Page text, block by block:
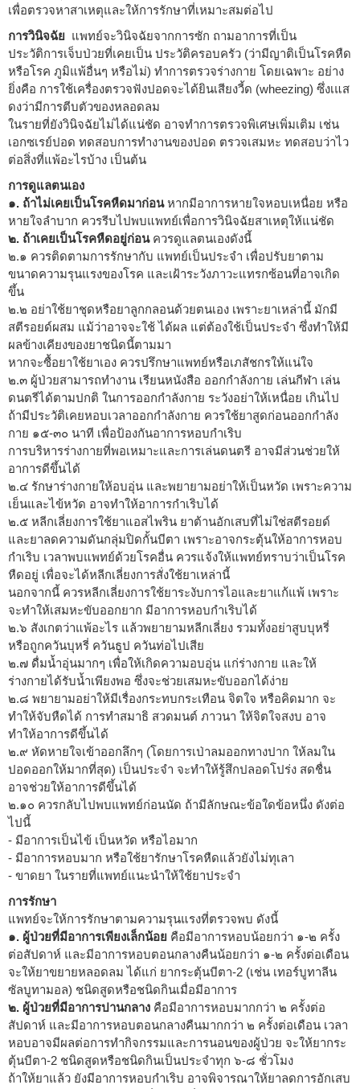
เพื่อตรวจหาสาเหตุและให้การรักษาที่เหมาะสมต่อไป
การวินิจฉัย แพทย์จะวินิจฉัยจากการซัก ถามอาการที่เป็น
ประวัติการเจ็บป่วยที่เคยเป็น ประวัติครอบครัว (ว่ามีญาติเป็นโรคหืด
หรือโรค ภูมิแพ้อื่นๆ หรือไม่) ทำการตรวจร่างกาย โดยเฉพาะ อย่าง
ยิ่งคือ การใช้เครื่องตรวจฟังปอดจะได้ยินเสียงวี้ด (wheezing) ซึ่งเแส
ดงว่ามีการตีบตัวของหลอดลม
ในรายที่ยังวินิจฉัยไม่ได้แน่ชัด อาจทำการตรวจพิเศษเพิ่มเติม เช่น
เอกซเรย์ปอด ทดสอบการทำงานของปอด ตรวจเสมหะ ทดสอบว่าไว
ต่อสิ่งที่แพ้อะไรบ้าง เป็นต้น
การดูแลตนเอง
๑. ถ้าไม่เคยเป็นโรคหืดมาก่อนหากมีอาการหายใจหอบเหนื่อย หรือ
หายใจลำบาก ควรรีบไปพบแพทย์เพื่อการวินิจฉัยสาเหตุให้แน่ชัด
๒. ถ้าเคยเป็นโรคหืดอยู่ก่อนควรดูแลตนเองดังนี้
๒.๑ ควรติดตามการรักษากับ แพทย์เป็นประจำ เพื่อปรับยาตาม
ขนาดความรุนแรงของโรค และเฝ้าระวังภาวะแทรกซ้อนที่อาจเกิด
ขึ้น
๒.๒ อย่าใช้ยาชุดหรือยาลูกกลอนด้วยตนเอง เพราะยาเหล่านี้ มักมี
สตีรอยด์ผสม แม้ว่าอาจจะใช้ ได้ผล แต่ต้องใช้เป็นประจำ ซึ่งทำให้มี
ผลข้างเคียงของยาชนิดนี้ตามมา
หากจะซื้อยาใช้ยาเอง ควรปรึกษาแพทย์หรือเภสัชกรให้แน่ใจ
๒.๓ ผู้ป่วยสามารถทำงาน เรียนหนังสือ ออกกำลังกาย เล่นกีฬา เล่น
ดนตรีได้ตามปกติ ในการออกกำลังกาย ระวังอย่าให้เหนื่อย เกินไป
ถ้ามีประวัติเคยหอบเวลาออกกำลังกาย ควรใช้ยาสูดก่อนออกกำลัง
กาย ๑๕-๓๐ นาที เพื่อป้องกันอาการหอบกำเริบ
การบริหารร่างกายที่พอเหมาะและการเล่นดนตรี อาจมีส่วนช่วยให้
อาการดีขึ้นได้
๒.๔ รักษาร่างกายให้อบอุ่น และพยายามอย่าให้เป็นหวัด เพราะความ
เย็นและไข้หวัด อาจทำให้อาการกำเริบได้
๒.๕ หลีกเลี่ยงการใช้ยาแอสไพริน ยาต้านอักเสบที่ไม่ใช่สตีรอยด์
และยาลดความดันกลุ่มปิดกั้นบีตา เพราะอาจกระตุ้นให้อาการหอบ
กำเริบ เวลาพบแพทย์ด้วยโรคอื่น ควรแจ้งให้แพทย์ทราบว่าเป็นโรค
หืดอยู่ เพื่อจะได้หลีกเลี่ยงการสั่งใช้ยาเหล่านี้
นอกจากนี้ ควรหลีกเลี่ยงการใช้ยาระงับการไอและยาแก้แพ้ เพราะ
จะทำให้เสมหะขับออกยาก มีอาการหอบกำเริบได้
๒.๖ สังเกตว่าแพ้อะไร แล้วพยายามหลีกเลี่ยง รวมทั้งอย่าสูบบุหรี่
หรือถูกควันบุหรี่ ควันธูป ควันท่อไปเสีย
๒.๗ ดื่มน้ำอุ่นมากๆ เพื่อให้เกิดความอบอุ่น แก่ร่างกาย และให้
ร่างกายได้รับน้ำเพียงพอ ซึ่งจะช่วยเสมหะขับออกได้ง่าย
๒.๘ พยายามอย่าให้มีเรื่องกระทบกระเทือน จิตใจ หรือคิดมาก จะ
ทำให้จับหืดได้ การทำสมาธิ สวดมนต์ ภาวนา ให้จิตใจสงบ อาจ
ทำให้อาการดีขึ้นได้
๒.๙ หัดหายใจเข้าออกลึกๆ (โดยการเป่าลมออกทางปาก ให้ลมใน
ปอดออกให้มากที่สุด) เป็นประจำ จะทำให้รู้สึกปลอดโปร่ง สดชื่น
อาจช่วยให้อาการดีขึ้นได้
๒.๑๐ ควรกลับไปพบแพทย์ก่อนนัด ถ้ามีลักษณะข้อใดข้อหนึ่ง ดังต่อ
ไปนี้
- มีอาการเป็นไข้ เป็นหวัด หรือไอมาก
- มีอาการหอบมาก หรือใช้ยารักษาโรคหืดแล้วยังไม่ทุเลา
- ขาดยา ในรายที่แพทย์แนะนำให้ใช้ยาประจำ
การรักษา
แพทย์จะให้การรักษาตามความรุนแรงที่ตรวจพบ ดังนี้
๑. ผู้ป่วยที่มีอาการเพียงเล็กน้อย คือมีอาการหอบน้อยกว่า ๑-๒ ครั้ง
ต่อสัปดาห์ และมีอาการหอบตอนกลางคืนน้อยกว่า ๑-๒ ครั้งต่อเดือน
จะให้ยาขยายหลอดลม ได้แก่ ยากระตุ้นบีตา-2 (เช่น เทอร์บูทาลีน
ซัลบูทามอล) ชนิดสูดหรือชนิดกินเมื่อมีอาการ
๒. ผู้ป่วยที่มีอาการปานกลาง คือมีอาการหอบมากกว่า ๒ ครั้งต่อ
สัปดาห์ และมีอาการหอบตอนกลางคืนมากกว่า ๒ ครั้งต่อเดือน เวลา
หอบอาจมีผลต่อการทำกิจกรรมและการนอนของผู้ป่วย จะให้ยากระ
ตุ้นบีตา-2 ชนิดสูดหรือชนิดกินเป็นประจำทุก ๖-๘ ชั่วโมง
ถ้าให้ยาแล้ว ยังมีอาการหอบกำเริบ อาจพิจารณาให้ยาลดการอักเสบ